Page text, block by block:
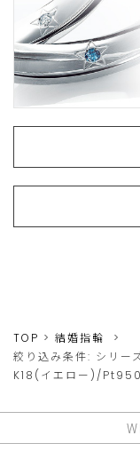
TOP
結婚指輪
絞り込み条件: シリー
K18(イエロー)/Pt950